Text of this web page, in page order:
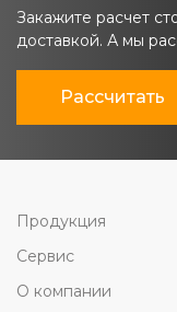
Закажите расчет
доставкой. А мы
Рассчитать
Продукция
Сервис
О компании